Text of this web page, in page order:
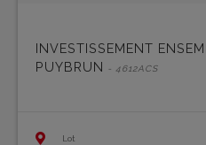
INVESTISSEMENT
PUYBRUN
- 4612ACS
Lot